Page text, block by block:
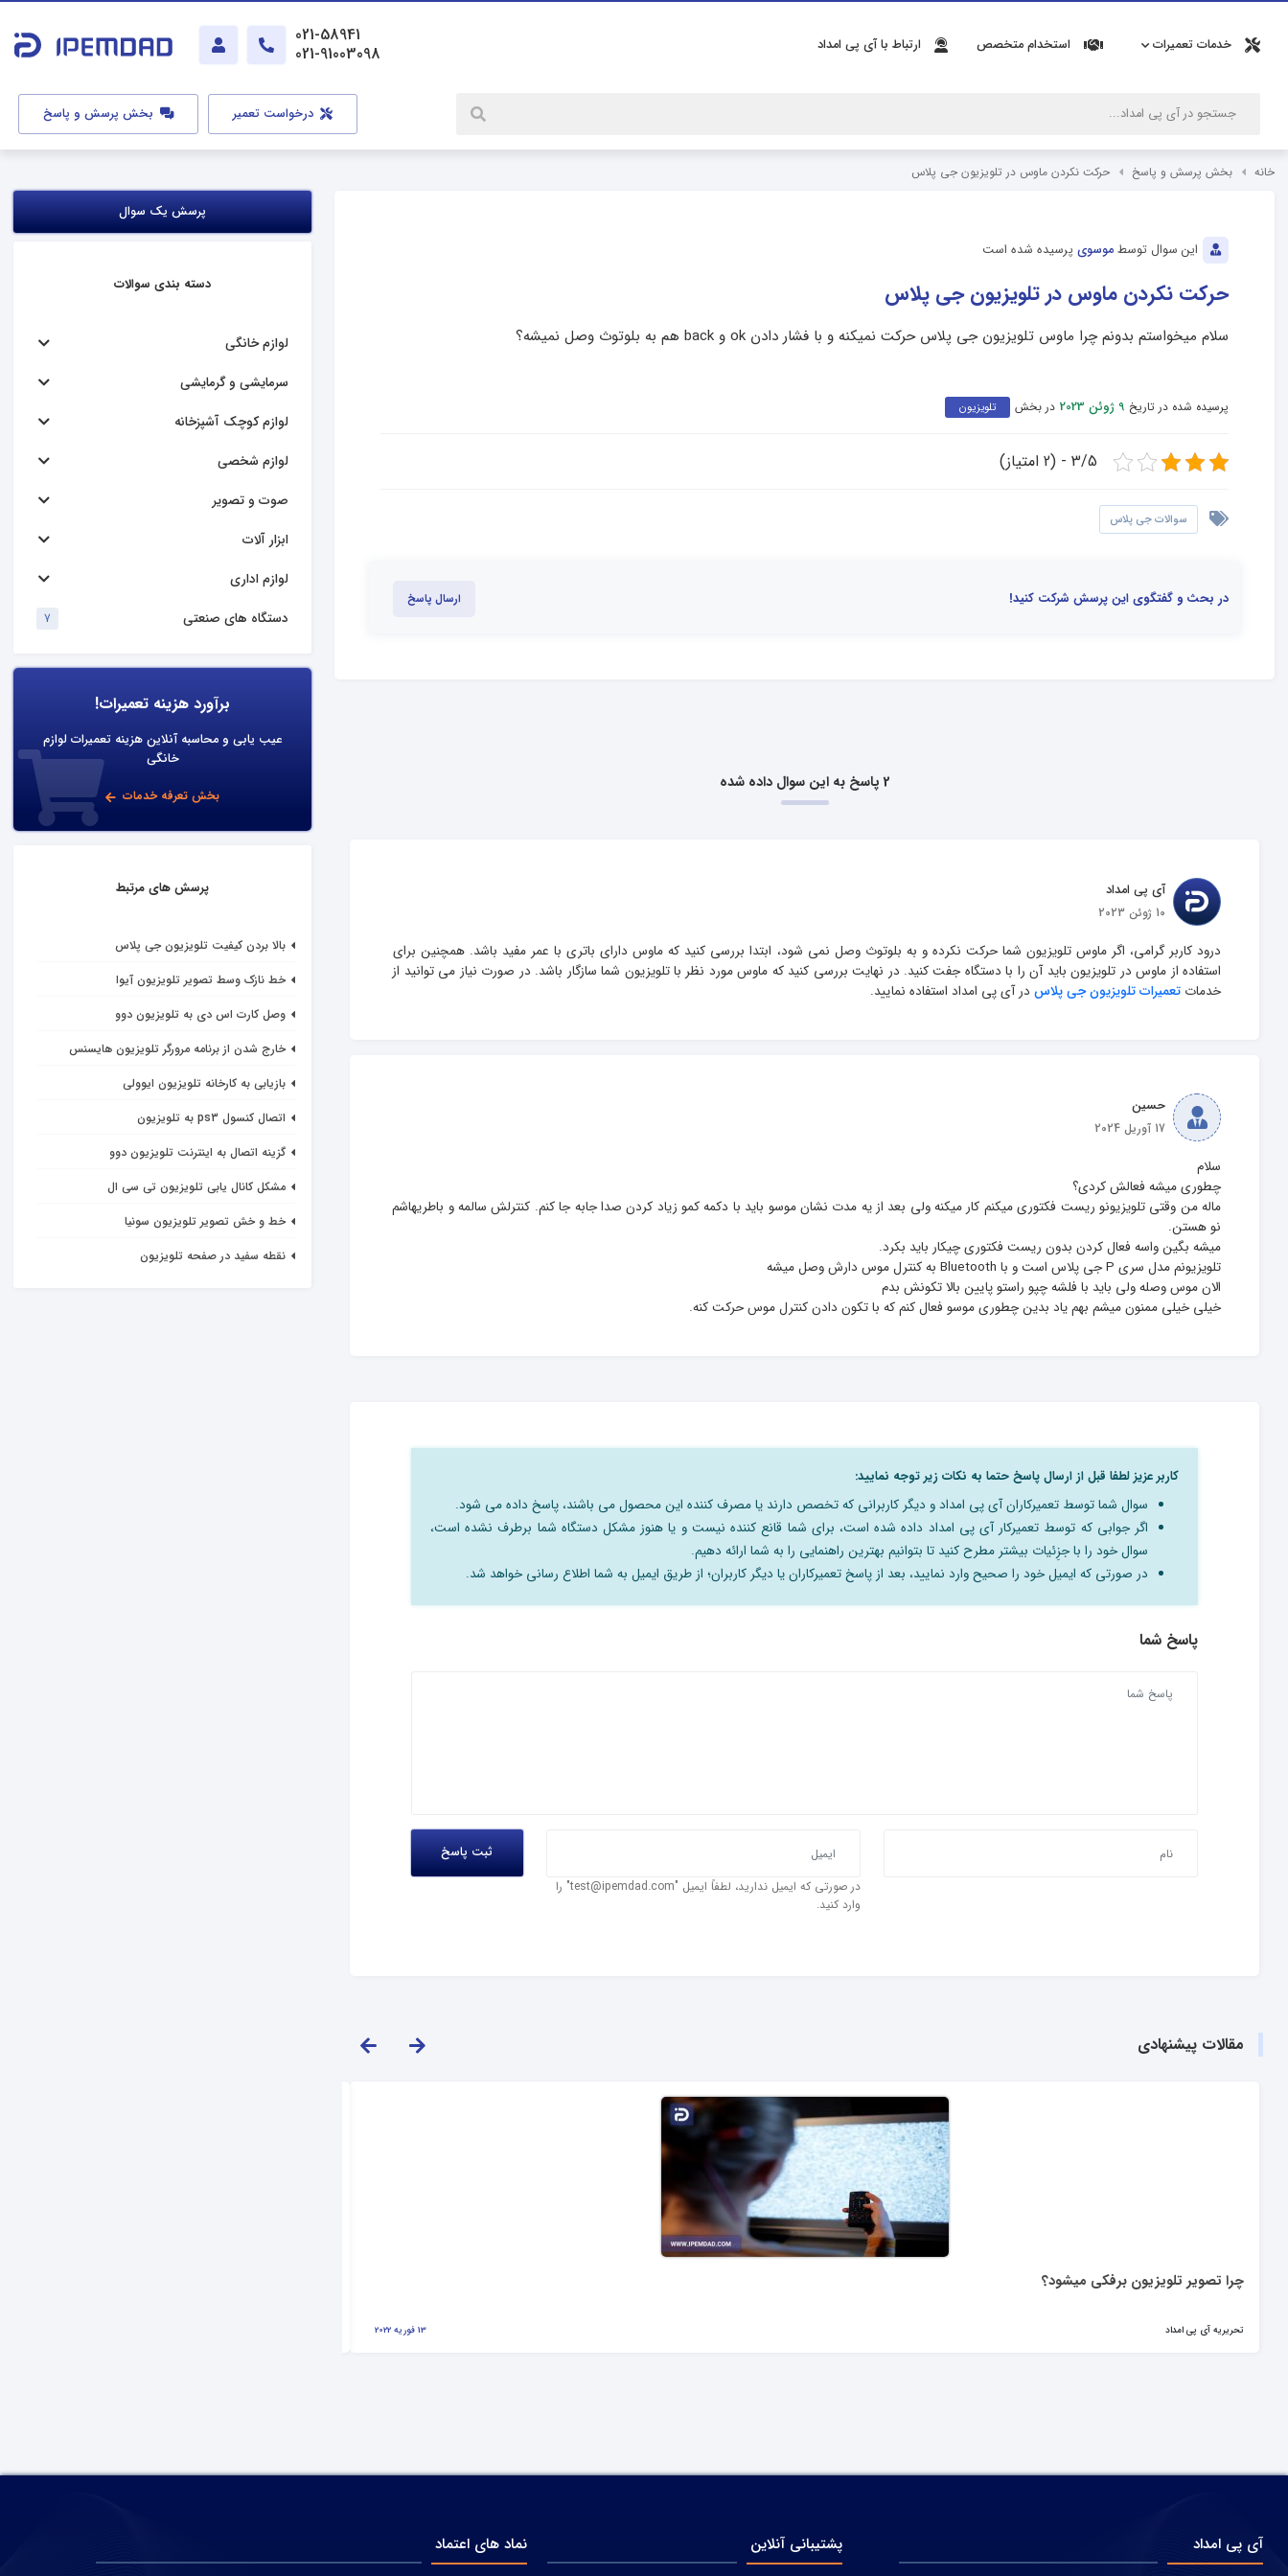
خدمات تعمیرات استخدام متخصص ارتباط با آی پی امداد
021-58941
021-91003098
درخواست تعمیر بخش پرسش و پاسخ
خانه بخش پرسش و پاسخ حرکت نکردن ماوس در تلویزیون جی پلاس
این سوال توسط موسوی پرسیده شده است
حرکت نکردن ماوس در تلویزیون جی پلاس
سلام میخواستم بدونم چرا ماوس تلویزیون جی پلاس حرکت نمیکنه و با فشار دادن ok و back هم به بلوتوث وصل نمیشه؟
پرسیده شده در تاریخ 9 ژوئن 2023 در بخش تلویزیون
3/5 - (2 امتیاز)
سوالات جی پلاس
در بحث و گفتگوی این پرسش شرکت کنید! ارسال پاسخ
2 پاسخ به این سوال داده شده
آی پی امداد
10 ژوئن 2023
درود کاربر گرامی، اگر ماوس تلویزیون شما حرکت نکرده و به بلوتوث وصل نمی شود، ابتدا بررسی کنید که ماوس دارای باتری با عمر مفید باشد. همچنین برای
استفاده از ماوس در تلویزیون باید آن را با دستگاه جفت کنید. در نهایت بررسی کنید که ماوس مورد نظر با تلویزیون شما سازگار باشد. در صورت نیاز می توانید از
خدمات تعمیرات تلویزیون جی پلاس در آی پی امداد استفاده نمایید.
حسین
17 آوریل 2024
ماله من وقتی تلویزیونو ریست فکتوری میکنم کار میکنه ولی بعد از یه مدت نشان موسو باید با دکمه کمو زیاد کردن صدا جابه جا کنم. کنترلش سالمه و باطریهاشم
خیلی خیلی ممنون میشم بهم یاد بدین چطوری موسو فعال کنم که با تکون دادن کنترل موس حرکت کنه.
کاربر عزیز لطفا قبل از ارسال پاسخ حتما به نکات زیر توجه نمایید:
سوال شما توسط تعمیرکاران آی پی امداد و دیگر کاربرانی که تخصص دارند یا مصرف کننده این محصول می باشند، پاسخ داده می شود.
اگر جوابی که توسط تعمیرکار آی پی امداد داده شده است، برای شما قانع کننده نیست و یا هنوز مشکل دستگاه شما برطرف نشده است،
سوال خود را با جزِئیات بیشتر مطرح کنید تا بتوانیم بهترین راهنمایی را به شما ارائه دهیم.
در صورتی که ایمیل خود را صحیح وارد نمایید، بعد از پاسخ تعمیرکاران یا دیگر کاربران؛ از طریق ایمیل به شما اطلاع رسانی خواهد شد.
پاسخ شما
در صورتی که ایمیل ندارید، لطفاً ایمیل "test@ipemdad.com" را
وارد کنید.
مقالات پیشنهادی
چرا تصویر تلویزیون برفکی میشود؟
تحریریه آی پی امداد 13 فوریه 2022
پرسش یک سوال
دسته بندی سوالات
لوازم خانگی
سرمایشی و گرمایشی
لوازم کوچک آشپزخانه
لوازم شخصی
صوت و تصویر
ابزار آلات
لوازم اداری
دستگاه های صنعتی
7
برآورد هزینه تعمیرات!
عیب یابی و محاسبه آنلاین هزینه تعمیرات لوازم
خانگی
بخش تعرفه خدمات
پرسش های مرتبط
بالا بردن کیفیت تلویزیون جی پلاس
خط نازک وسط تصویر تلویزیون آیوا
وصل کارت اس دی به تلویزیون دوو
خارج شدن از برنامه مرورگر تلویزیون هایسنس
بازیابی به کارخانه تلویزیون ایوولی
اتصال کنسول ps3 به تلویزیون
گزینه اتصال به اینترنت تلویزیون دوو
مشکل کانال یابی تلویزیون تی سی ال
خط و خش تصویر تلویزیون سونیا
نقطه سفید در صفحه تلویزیون
آی پی امداد پشتیبانی آنلاین نماد های اعتماد